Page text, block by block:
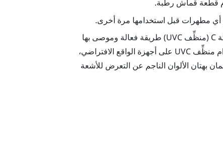
قطعة قماش رطبة.
أي مطهرات قبل استخدامها مرة أخرى.
يشكِّل استخدام جهاز تنظيف بالأشعة فوق البنفسجية من الفئة C (منظِّف UVC) طريقة فعالة وموصى بها
لتطهير أجهزة الواقع الافتراضي ووحدات التحكم. قبل استخدام منظِّف UVC على أجهزة الواقع الافتراضي،
بهتان الألوان الناجم عن التعرض للأشعة